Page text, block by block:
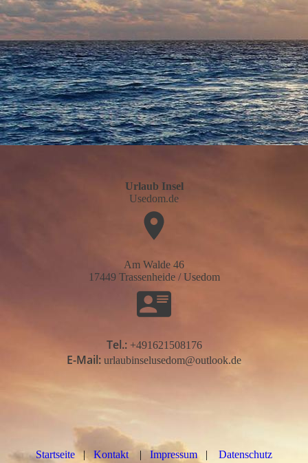
Urlaub Insel
Usedom.de
Am Walde 46
17449 Trassenheide / Usedom
Tel.:+491621508176
E-Mail: urlaubinselusedom@outlook.de
Startseite | Kontakt|Impressum| Datenschutz